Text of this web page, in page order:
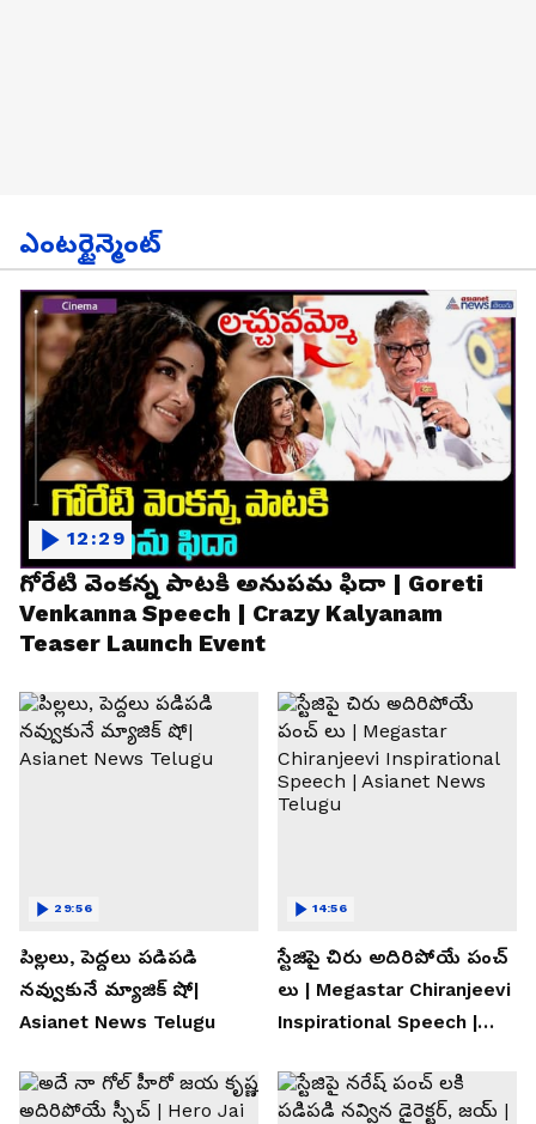
ఎంటర్టైన్మెంట్
గోరేటి వెంకన్న పాటకి అనుపమ ఫిదా | Goreti
Venkanna Speech | Crazy Kalyanam
Teaser Launch Event
12:29
పిల్లలు, పెద్దలు పడిపడి
నవ్వుకునే మ్యాజిక్ షో|
Asianet News Telugu
29:56
స్టేజిపై చిరు అదిరిపోయే పంచ్
లు | Megastar Chiranjeevi
Inspirational Speech |
14:56